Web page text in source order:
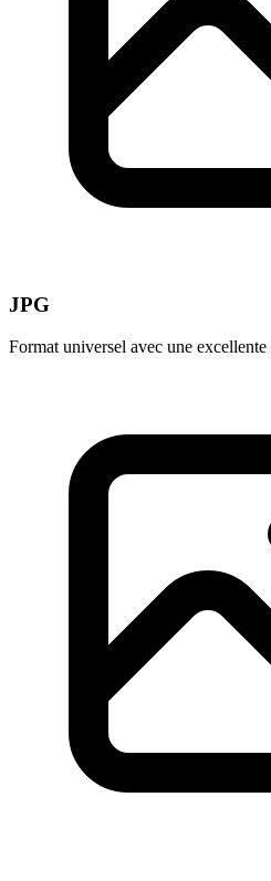
JPG
Format universel avec une